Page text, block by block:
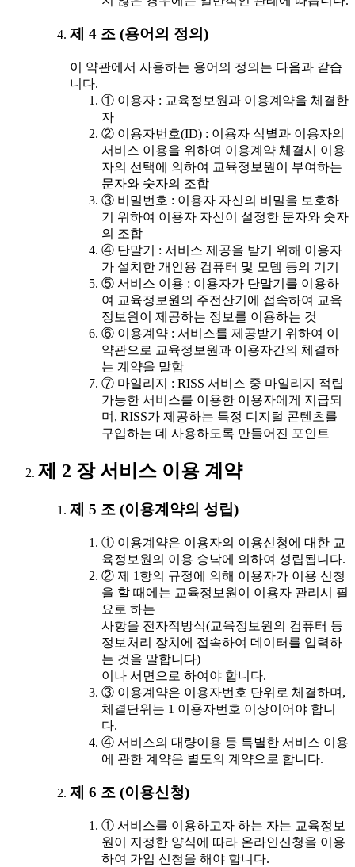
제 4 조 (용어의 정의)
이 약관에서 사용하는 용어의 정의는 다음과 같습
니다.
① 이용자 : 교육정보원과 이용계약을 체결한
자
② 이용자번호(ID) : 이용자 식별과 이용자의
서비스 이용을 위하여 이용계약 체결시 이용
자의 선택에 의하여 교육정보원이 부여하는
문자와 숫자의 조합
③ 비밀번호 : 이용자 자신의 비밀을 보호하
기 위하여 이용자 자신이 설정한 문자와 숫자
의 조합
④ 단말기 : 서비스 제공을 받기 위해 이용자
가 설치한 개인용 컴퓨터 및 모뎀 등의 기기
⑤ 서비스 이용 : 이용자가 단말기를 이용하
여 교육정보원의 주전산기에 접속하여 교육
정보원이 제공하는 정보를 이용하는 것
⑥ 이용계약 : 서비스를 제공받기 위하여 이
약관으로 교육정보원과 이용자간의 체결하
는 계약을 말함
⑦ 마일리지 : RISS 서비스 중 마일리지 적립
가능한 서비스를 이용한 이용자에게 지급되
며, RISS가 제공하는 특정 디지털 콘텐츠를
구입하는 데 사용하도록 만들어진 포인트
제 2 장 서비스 이용 계약
제 5 조 (이용계약의 성립)
① 이용계약은 이용자의 이용신청에 대한 교
육정보원의 이용 승낙에 의하여 성립됩니다.
② 제 1항의 규정에 의해 이용자가 이용 신청
을 할 때에는 교육정보원이 이용자 관리시 필
요로 하는
사항을 전자적방식(교육정보원의 컴퓨터 등
정보처리 장치에 접속하여 데이터를 입력하
는 것을 말합니다)
이나 서면으로 하여야 합니다.
③ 이용계약은 이용자번호 단위로 체결하며,
체결단위는 1 이용자번호 이상이어야 합니
다.
④ 서비스의 대량이용 등 특별한 서비스 이용
에 관한 계약은 별도의 계약으로 합니다.
제 6 조 (이용신청)
① 서비스를 이용하고자 하는 자는 교육정보
원이 지정한 양식에 따라 온라인신청을 이용
하여 가입 신청을 해야 합니다.